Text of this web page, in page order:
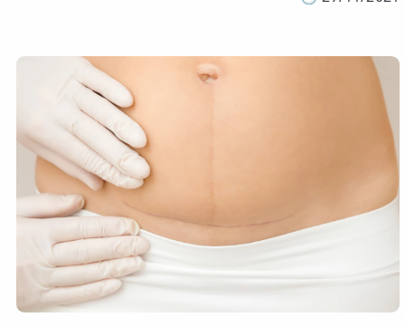
📧 Contacta
ESPECIALIDADES
🩻 Fisioterapia Traumatológica
😧 Fisioterapia ATM
🦴 Osteopatía
🫶 Suelo Pélvico
💆 Masajes Madrid